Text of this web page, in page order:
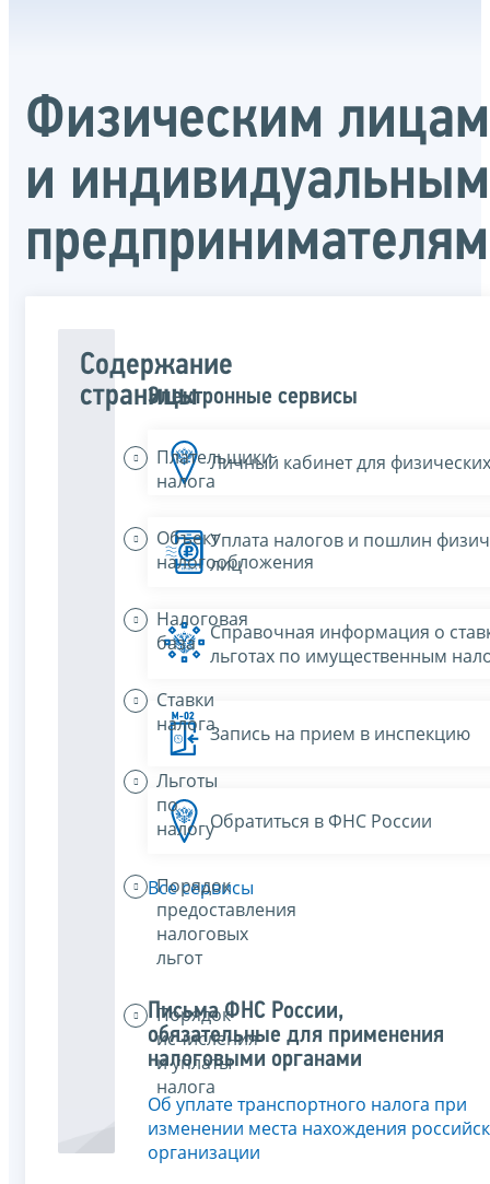
Физическим лицам
и индивидуальным
предпринимателям
Содержание
страницы
Плательщики
налога
Объект
налогообложения
Налоговая
база
Ставки
налога
Льготы
по
налогу
Порядок
предоставления
налоговых
льгот
Порядок
исчисления
и уплаты
налога
Электронные сервисы
Личный кабинет для
Уплата налогов и пошлин
лиц
Справочная информация о
льготах по имущественным
Запись на прием в инспекцию
Обратиться в ФНС России
Все сервисы
Письма ФНС России,
обязательные для применения
налоговыми органами
Об уплате транспортного налога при
изменении места нахождения
организации